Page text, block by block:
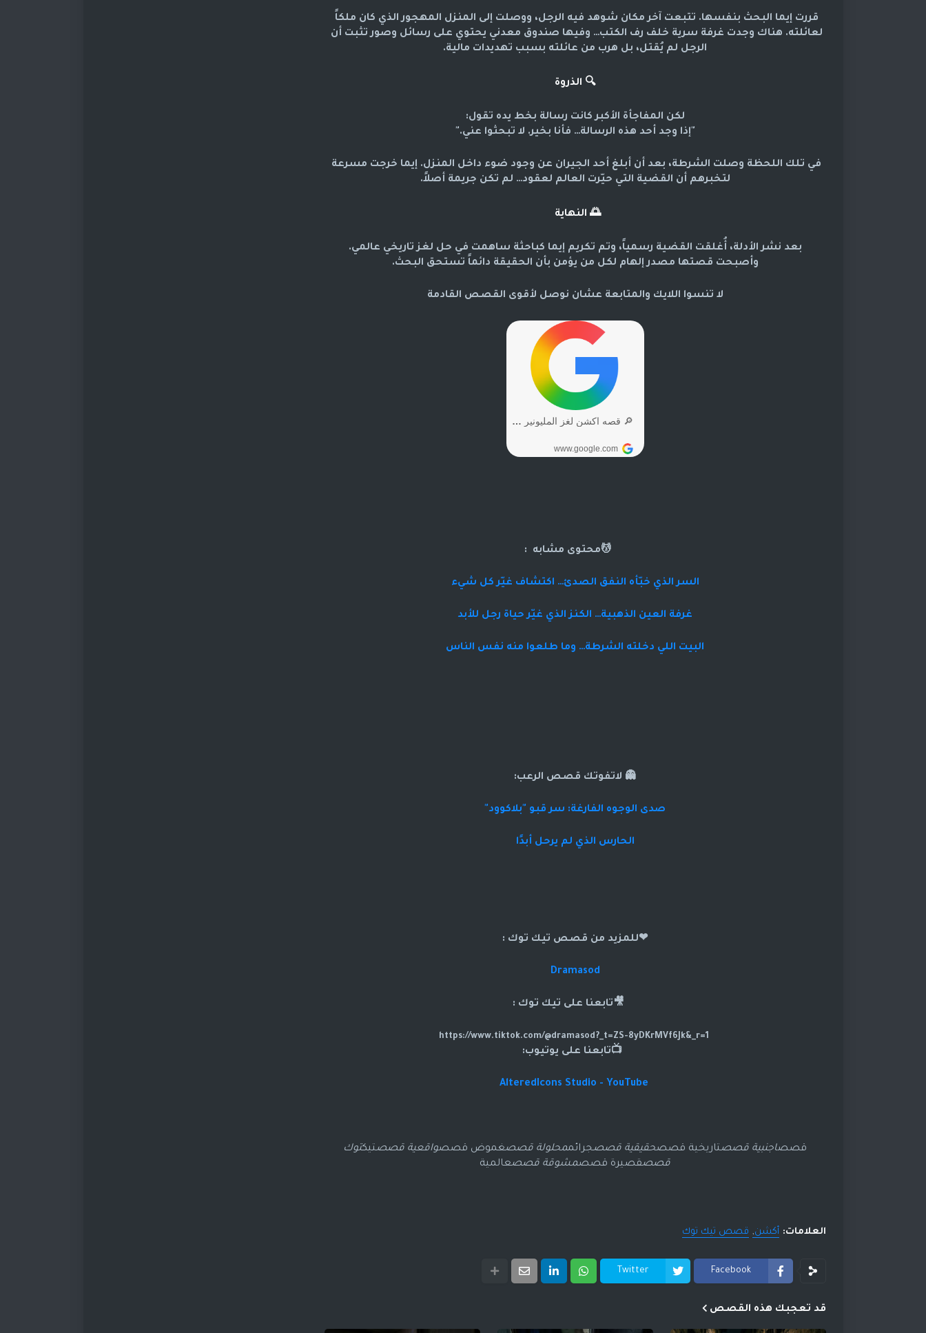
الرجل لم يُقتل، بل هرب من عائلته بسبب تهديدات مالية.
🔍 الذروة
لكن المفاجأة الأكبر كانت رسالة بخط يده تقول:
"إذا وجد أحد هذه الرسالة… فأنا بخير. لا تبحثوا عني."
لتخبرهم أن القضية التي حيّرت العالم لعقود… لم تكن جريمة أصلاً.
🌅 النهاية
بعد نشر الأدلة، أُغلقت القضية رسمياً، وتم تكريم إيما كباحثة ساهمت في حل لغز تاريخي عالمي.
وأصبحت قصتها مصدر إلهام لكل من يؤمن بأن الحقيقة دائماً تستحق البحث.
لا تنسوا اللايك والمتابعة عشان نوصل لأقوى القصص القادمة
💆محتوى مشابه :
السر الذي خبّأه النفق الصدئ… اكتشاف غيّر كل شيء
غرفة العين الذهبية… الكنز الذي غيّر حياة رجل للأبد
البيت اللي دخلته الشرطة… وما طلعوا منه نفس الناس
👻 لاتفوتك قصص الرعب:
صدى الوجوه الفارغة: سر قبو "بلاكوود"
الحارس الذي لم يرحل أبدًا
❤للمزيد من قصص تيك توك :
Dramasod
🎥تابعنا على تيك توك :
📺تابعنا على يوتيوب:
AlteredIcons Studio - YouTube
قصصاجنبية قصصتاريخية قصصحقيقية قصصجرائممحلولة قصصغموض قصصواقعية قصصتيكتوك
قصصقصيرة قصصمشوقة قصصعالمية
العلامات: أكشن قصص تيك توك
Facebook
Twitter
قد تعجبك هذه القصص